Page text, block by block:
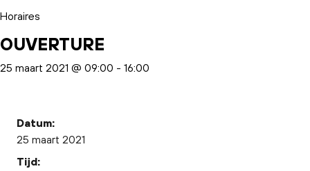
Horaires
OUVERTURE
25 maart 2021 @ 09:00 - 16:00
Datum:
25 maart 2021
Tijd: